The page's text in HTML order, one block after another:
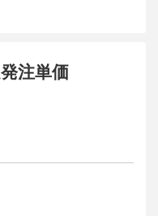
注単価